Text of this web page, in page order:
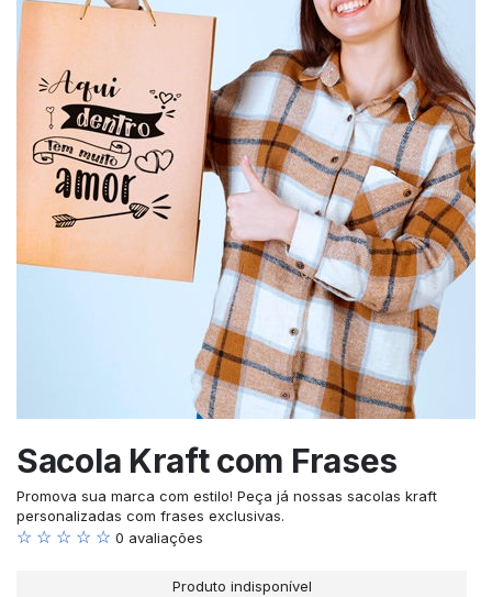
Sacola Kraft com Frases
Promova sua marca com estilo! Peça já nossas sacolas kraft
personalizadas com frases exclusivas.
☆ ☆ ☆ ☆ ☆ 0 avaliações
Produto indisponível